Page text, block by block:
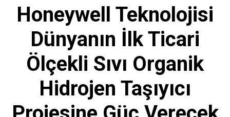
Honeywell Teknolojisi
Dünyanın İlk Ticari
Ölçekli Sıvı Organik
Hidrojen Taşıyıcı